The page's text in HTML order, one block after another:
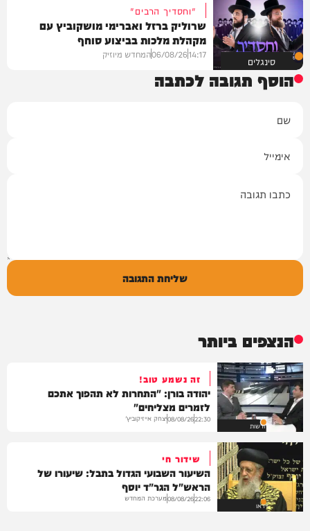
סינגלים
"וחסדיך הרבים"
שרוליק ברזל ואברימי מושקוביץ עם
מקהלת מלכות בביצוע סוחף
14:17
06/08/26המחדש מיוזיק
הוסף תגובה לכתבה
שליחת התגובה
הנצפים ביותר
חדשות
זה נשמע טוב!
יהודה בורן: "התחרות לא תהפוך אתכם
לזמרים מצליחים"
22:30
08/08/26יצחק אייזיקוביץ'
וידאו
שידור חי
השיעור השבועי הגדול בתבל: שיעורו של
הראש"ל הגר"ד יוסף
22:06
08/08/26מערכת המחדש